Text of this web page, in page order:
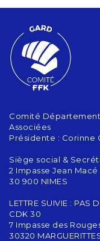
Comité
Associées
Présidente : Corinne
Siège social &
2 Impasse Jean Macé
30 900 NIMES
LETTRE SUIVIE : PAS
CDK 30
7 Impasse des
30320